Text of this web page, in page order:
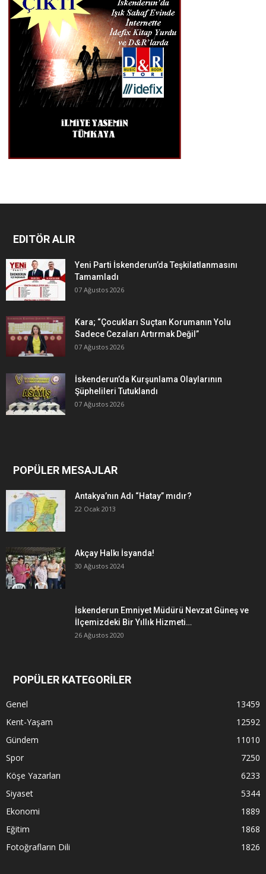
EDITÖR ALIR
Yeni Parti İskenderun’da Teşkilatlanmasını
Tamamladı
07 Ağustos 2026
Kara; “Çocukları Suçtan Korumanın Yolu
Sadece Cezaları Artırmak Değil”
07 Ağustos 2026
İskenderun’da Kurşunlama Olaylarının
Şüphelileri Tutuklandı
07 Ağustos 2026
POPÜLER MESAJLAR
Antakya’nın Adı “Hatay” mıdır?
22 Ocak 2013
Akçay Halkı İsyanda!
30 Ağustos 2024
İskenderun Emniyet Müdürü Nevzat Güneş ve
İlçemizdeki Bir Yıllık Hizmeti…
26 Ağustos 2020
POPÜLER KATEGORİLER
Genel
13459
Kent-Yaşam
12592
Gündem
11010
Spor
7250
Köşe Yazarları
6233
Siyaset
5344
Ekonomi
1889
Eğitim
1868
Fotoğrafların Dili
1826